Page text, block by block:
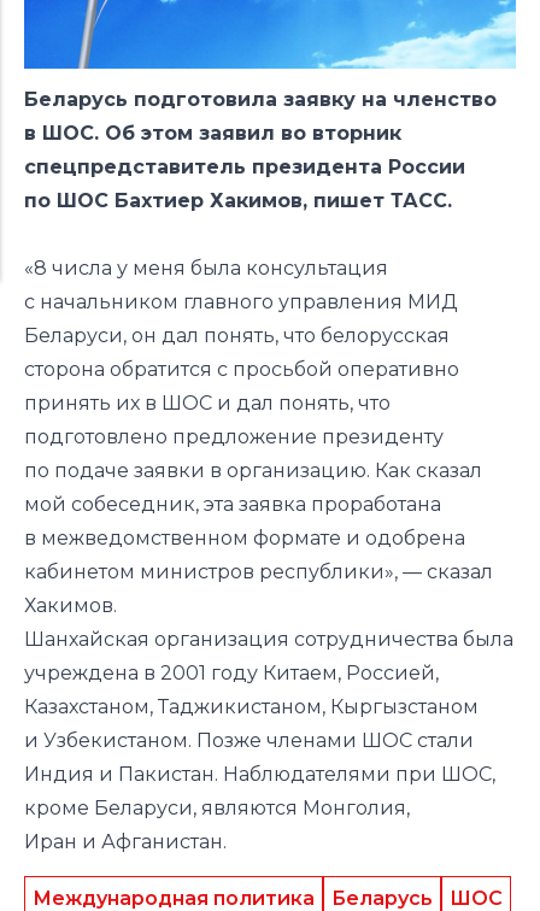
Беларусь подготовила заявку на членство
в ШОС. Об этом заявил во вторник
спецпредставитель президента России
по ШОС Бахтиер Хакимов, пишет ТАСС.
«8 числа у меня была консультация
с начальником главного управления МИД
Беларуси, он дал понять, что белорусская
сторона обратится с просьбой оперативно
принять их в ШОС и дал понять, что
подготовлено предложение президенту
по подаче заявки в организацию. Как сказал
мой собеседник, эта заявка проработана
в межведомственном формате и одобрена
кабинетом министров республики», — сказал
Хакимов.
Шанхайская организация сотрудничества была
учреждена в 2001 году Китаем, Россией,
Казахстаном, Таджикистаном, Кыргызстаном
и Узбекистаном. Позже членами ШОС стали
Индия и Пакистан. Наблюдателями при ШОС,
кроме Беларуси, являются Монголия,
Иран и Афганистан.
Международная политика Беларусь ШОС